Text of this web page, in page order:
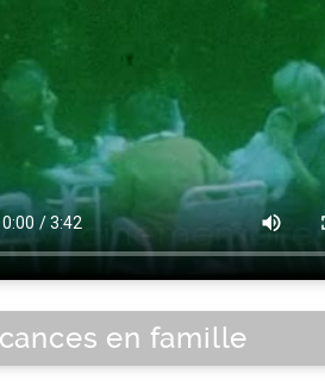
en famille